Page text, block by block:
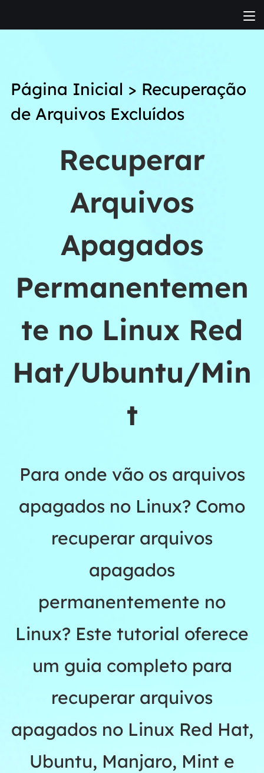
Página Inicial > Recuperação
de Arquivos Excluídos
Recuperar
Arquivos
Apagados
Permanentemen
te no Linux Red
Hat/Ubuntu/Min
t
Para onde vão os arquivos
apagados no Linux? Como
recuperar arquivos
apagados
permanentemente no
Linux? Este tutorial oferece
um guia completo para
recuperar arquivos
apagados no Linux Red Hat,
Ubuntu, Manjaro, Mint e